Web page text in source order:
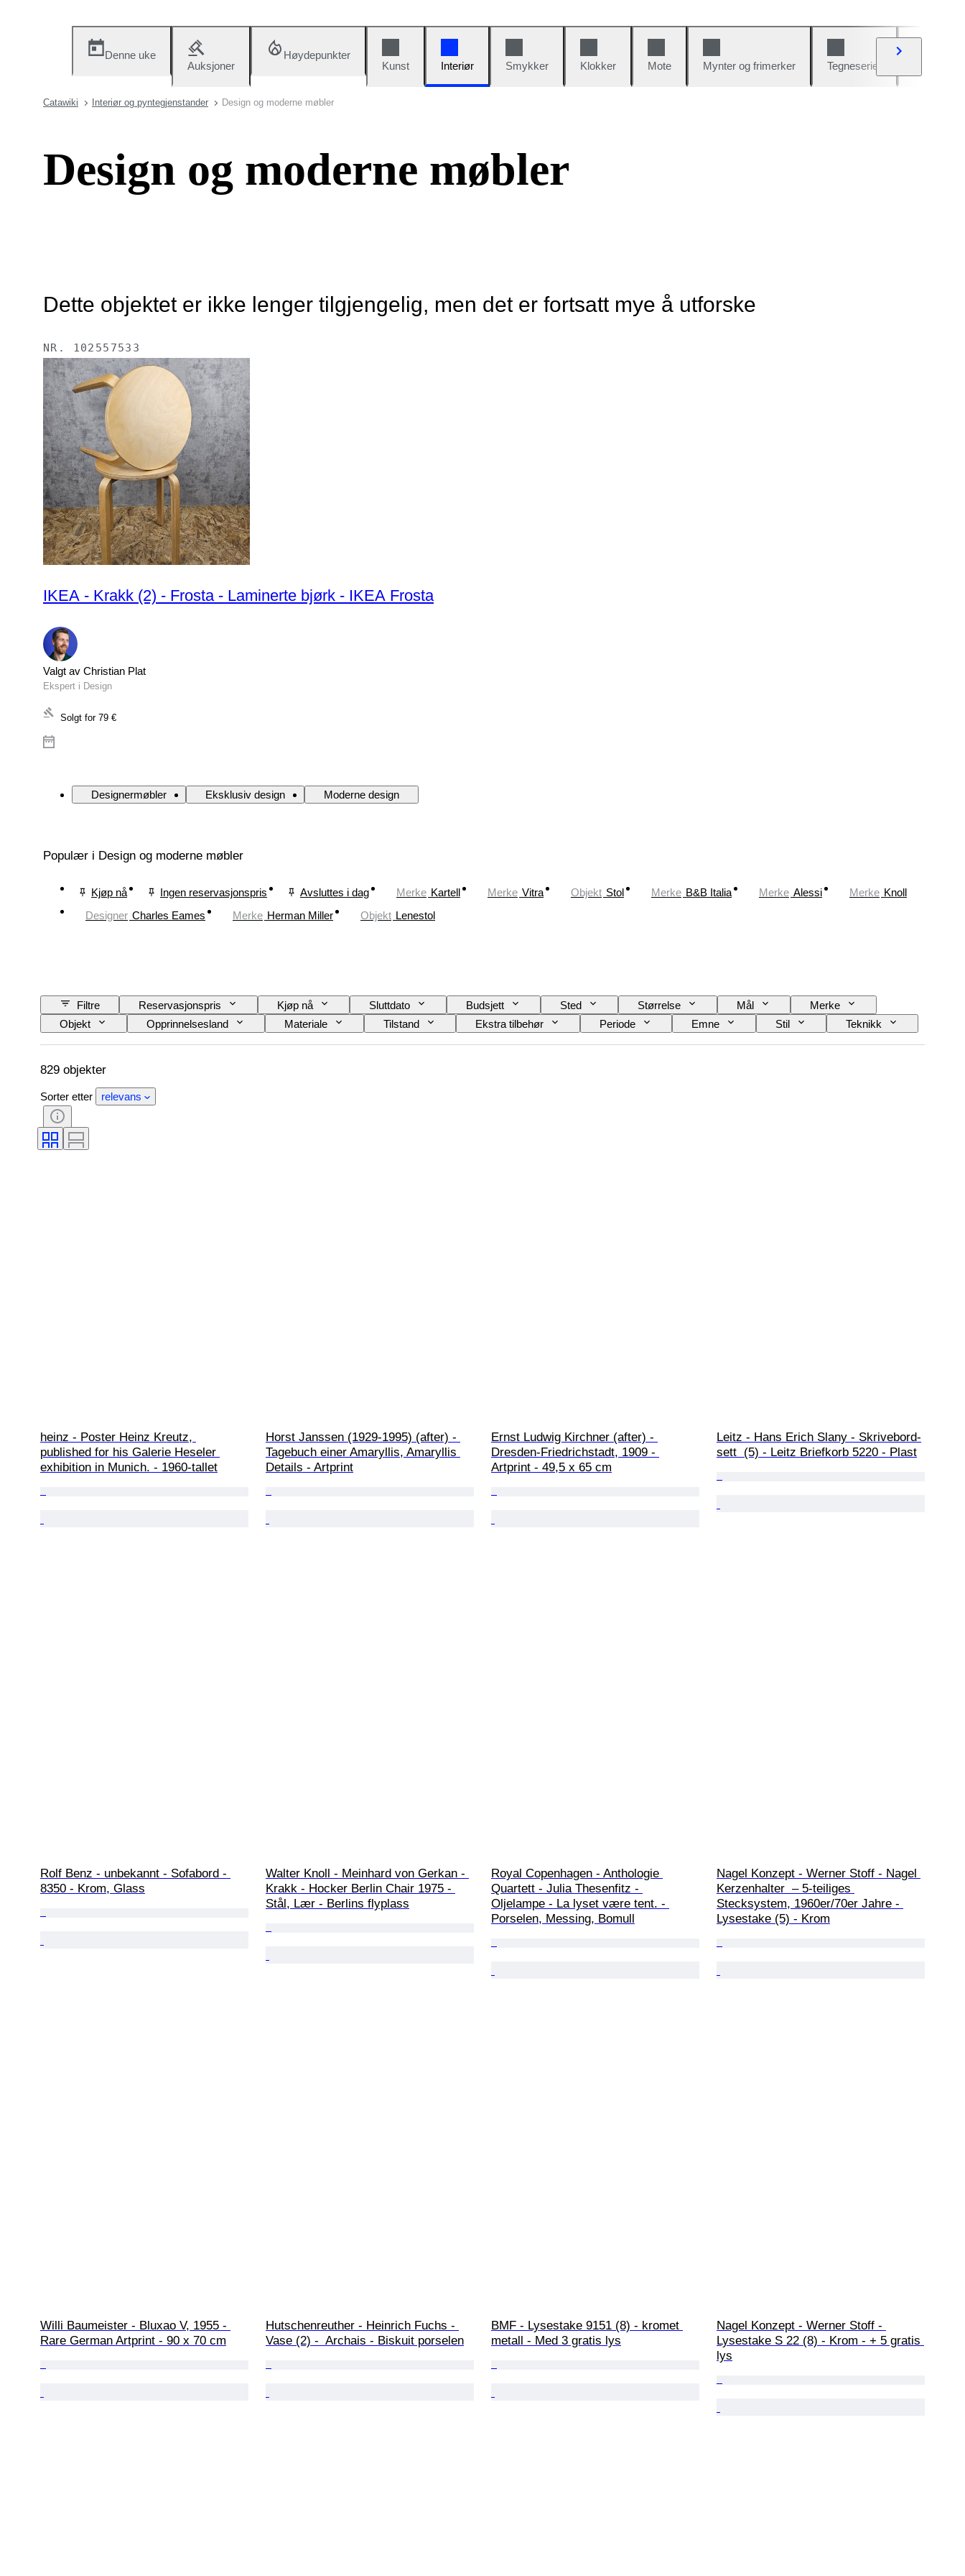
Denne uke
Auksjoner
Høydepunkter
Kunst
Interiør Smykker Klokker Mote Mynter og frimerker Tegneserier
Catawiki Interiør og pyntegjenstander Design og moderne møbler
Design og moderne møbler
Dette objektet er ikke lenger tilgjengelig, men det er fortsatt mye å utforske
NR. 102557533
IKEA - Krakk (2) - Frosta - Laminerte bjørk - IKEA Frosta
Valgt av Christian Plat
Ekspert i Design
Solgt for 79 €
Designermøbler Eksklusiv design Moderne design
Populær i Design og moderne møbler
Kjøp nå Ingen reservasjonspris Avsluttes i dag Merke Kartell Merke Vitra Objekt Stol Merke B&B Italia Merke Alessi Merke Knoll
Designer Charles Eames Merke Herman Miller Objekt Lenestol
Filtre Reservasjonspris Kjøp nå Sluttdato Budsjett Sted Størrelse Mål
Merke
Objekt
Opprinnelsesland Materiale Tilstand Ekstra tilbehør Periode Emne Stil
Teknikk
Signatur
Utgave nr Farge Urverk Solgt av Kunstner Power Reserve Striking
Æra
829 objekter
Sorter etter relevans
heinz - Poster Heinz Kreutz,
published for his Galerie Heseler
exhibition in Munich. - 1960-tallet
Horst Janssen (1929-1995) (after) -
Tagebuch einer Amaryllis, Amaryllis
Details - Artprint
Ernst Ludwig Kirchner (after) -
Dresden-Friedrichstadt, 1909 -
Artprint - 49,5 x 65 cm
Leitz - Hans Erich Slany - Skrivebord-
sett  (5) - Leitz Briefkorb 5220 - Plast
Rolf Benz - unbekannt - Sofabord -
8350 - Krom, Glass
Walter Knoll - Meinhard von Gerkan -
Krakk - Hocker Berlin Chair 1975 -
Stål, Lær - Berlins flyplass
Royal Copenhagen - Anthologie
Quartett - Julia Thesenfitz -
Oljelampe - La lyset være tent. -
Porselen, Messing, Bomull
Nagel Konzept - Werner Stoff - Nagel
Kerzenhalter  – 5-teiliges
Stecksystem, 1960er/70er Jahre -
Lysestake (5) - Krom
Willi Baumeister - Bluxao V, 1955 -
Rare German Artprint - 90 x 70 cm
Hutschenreuther - Heinrich Fuchs -
Vase (2) -  Archais - Biskuit porselen
BMF - Lysestake 9151 (8) - kromet
metall - Med 3 gratis lys
Nagel Konzept - Werner Stoff -
Lysestake S 22 (8) - Krom - + 5 gratis
lys